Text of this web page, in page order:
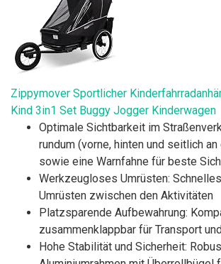
Zippymover Sportlicher
Kind 3in1 Set Buggy Jogger Kinderwagen
Optimale Sichtbarkeit im
rundum (vorne, hinten und seitlich an
sowie eine Warnfahne für beste
Werkzeugloses Umrüsten:
Umrüsten zwischen den Aktivitäten
Platzsparende Aufbewahrung:
zusammenklappbar für Transport
Hohe Stabilität und Sicherheit: